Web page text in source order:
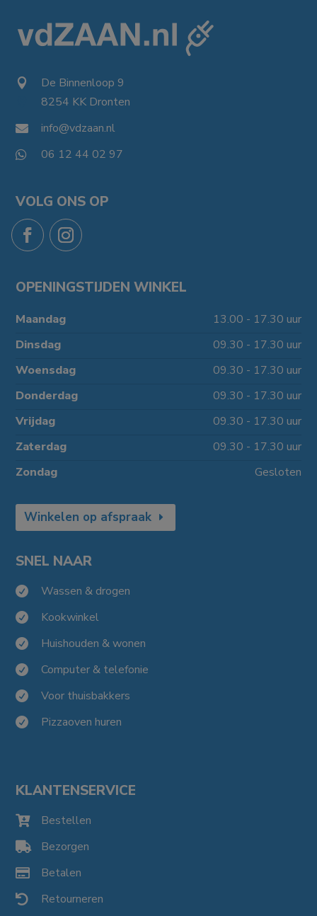
 De Binnenloop 9
8254 KK Dronten
 info@vdzaan.nl
 06 12 44 02 97
VOLG ONS OP
OPENINGSTIJDEN WINKEL
Maandag
13.00 - 17.30 uur
Dinsdag
09.30 - 17.30 uur
Woensdag
09.30 - 17.30 uur
Donderdag
09.30 - 17.30 uur
Vrijdag
09.30 - 17.30 uur
Zaterdag
09.30 - 17.30 uur
Zondag
Gesloten
Winkelen op afspraak
SNEL NAAR
 Wassen & drogen
 Kookwinkel
 Huishouden & wonen
 Computer & telefonie
 Voor thuisbakkers
 Pizzaoven huren
KLANTENSERVICE
 Bestellen
 Bezorgen
 Betalen
 Retourneren